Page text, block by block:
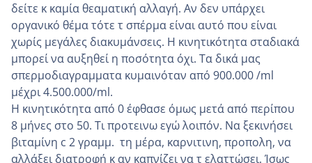
δείτε κ καμία θεαματική αλλαγή. Αν δεν υπάρχει
οργανικό θέμα τότε τ σπέρμα είναι αυτό που είναι
χωρίς μεγάλες διακυμάνσεις. Η κινητικότητα σταδιακά
μπορεί να αυξηθεί η ποσότητα όχι. Τα δικά μας
σπερμοδιαγραμματα κυμαινόταν από 900.000 /ml
μέχρι 4.500.000/ml.
Η κινητικότητα από 0 έφθασε όμως μετά από περίπου
8 μήνες στο 50. Τι προτεινω εγώ λοιπόν. Να ξεκινήσει
βιταμίνη c 2 γραμμ. τη μέρα, καρνιτινη, προπολη, να
αλλάξει διατροφή κ αν καπνίζει να τ ελαττώσει. Ίσως